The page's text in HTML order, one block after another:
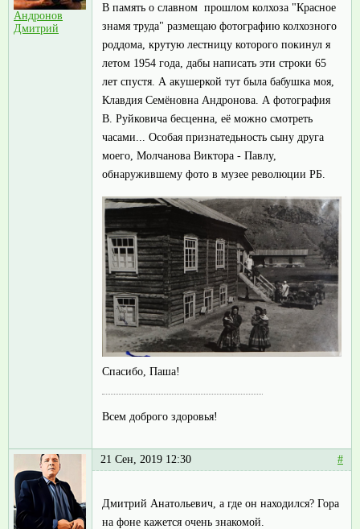
Андронов
Дмитрий
В память о славном прошлом колхоза "Красное
знамя труда" размещаю фотографию колхозного
роддома, крутую лестницу которого покинул я
летом 1954 года, дабы написать эти строки 65
лет спустя. А акушеркой тут была бабушка моя,
Клавдия Семёновна Андронова. А фотография
В. Руйковича бесценна, её можно смотреть
часами... Особая признатедьность сыну друга
моего, Молчанова Виктора - Павлу,
обнаружившему фото в музее революции РБ.
Спасибо, Паша!
Всем доброго здоровья!
21 Сен, 2019 12:30 #
Дмитрий Анатольевич, а где он находился? Гора
на фоне кажется очень знакомой.